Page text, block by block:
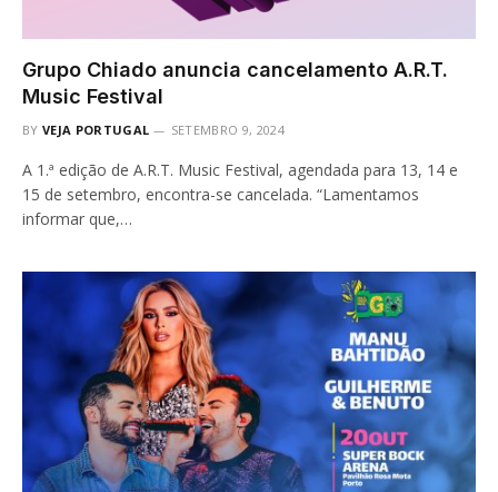
Grupo Chiado anuncia cancelamento A.R.T.
Music Festival
BY VEJA PORTUGAL SETEMBRO 9, 2024
A 1.ª edição de A.R.T. Music Festival, agendada para 13, 14 e
15 de setembro, encontra-se cancelada. “Lamentamos
informar que,…